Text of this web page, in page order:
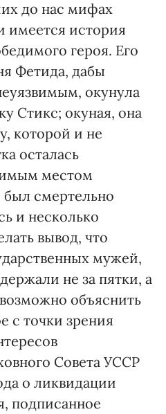
до нас мифах
имеется история
героя. Его
Фетида, дабы
окунула
Стикс; окуная, она
которой и не
осталась
местом
был смертельно
и несколько
вывод, что
мужей,
не за пятки, а
объяснить
с точки зрения
Совета УССР
о ликвидации
подписанное